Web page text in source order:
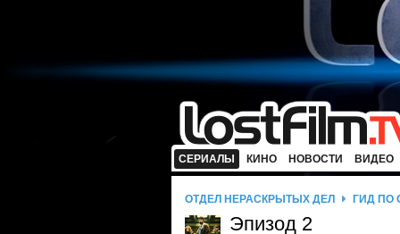
СЕРИАЛЫ КИНО НОВОСТИ ВИДЕО
ОТДЕЛ НЕРАСКРЫТЫХ ДЕЛ ГИД ПО
Эпизод 2